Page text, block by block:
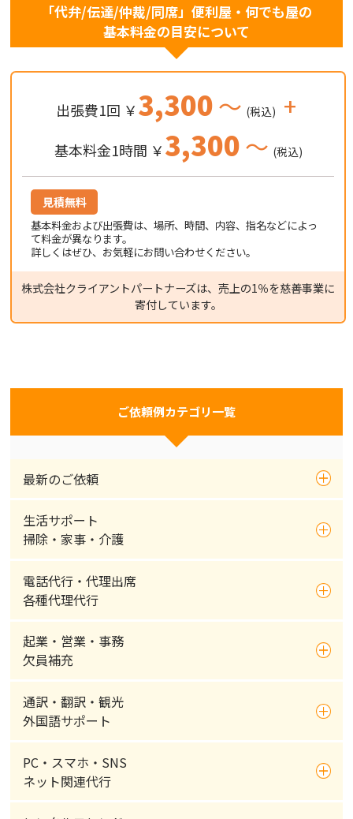
「代弁/伝達/仲裁/同席」便利屋・何でも屋の
基本料金の目安について
出張費1回 ￥3,300～ (税込) +
基本料金1時間 ￥3,300～ (税込)
見積無料
基本料金および出張費は、場所、時間、内容、指名などによっ
て料金が異なります。
詳しくはぜひ、お気軽にお問い合わせください。
株式会社クライアントパートナーズは、売上の1％を慈善事業に
寄付しています。
ご依頼例カテゴリ一覧
最新のご依頼
生活サポート
掃除・家事・介護
電話代行・代理出席
各種代理代行
起業・営業・事務
欠員補充
通訳・翻訳・観光
外国語サポート
PC・スマホ・SNS
ネット関連代行